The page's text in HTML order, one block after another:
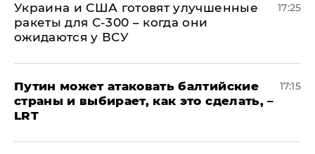
Украина и США готовят улучшенные
ракеты для С-300 – когда они
ожидаются у ВСУ
17:25
Путин может атаковать балтийские
страны и выбирает, как это сделать, –
LRT
17:15